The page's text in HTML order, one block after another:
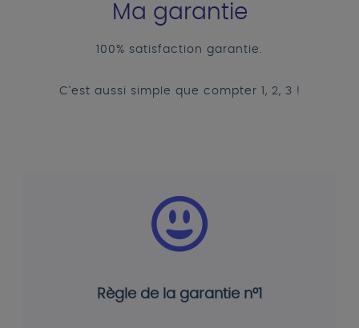
Ma garantie
100% satisfaction garantie.
C'est aussi simple que compter 1, 2, 3 !
Règle de la garantie n°1